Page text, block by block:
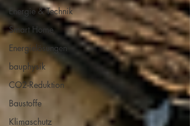
Energie & Technik
Smart Home
Energielösungen
bauphysik
CO2-Reduktion
Baustoffe
Klimaschutz